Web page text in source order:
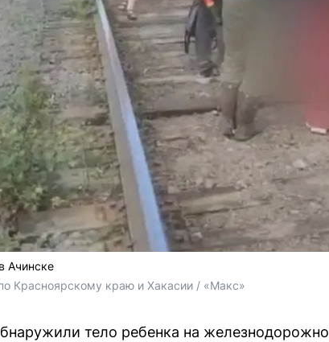
Ачинске
Красноярскому краю и Хакасии / «Макс»
тело ребенка на